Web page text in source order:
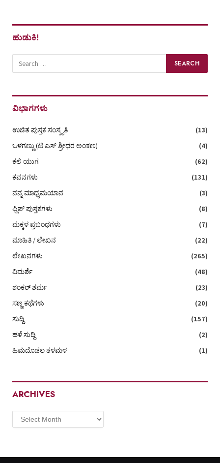
ಹುಡುಕಿ!
ವಿಭಾಗಗಳು
ಉಚಿತ ಪುಸ್ತಕ ಸಂಸ್ಕೃತಿ
(13)
ಒಳಗಣ್ಣು (ಟಿ ಎಸ್‌ ಶ್ರೀಧರ ಅಂಕಣ)
(4)
ಕಲಿ ಯುಗ
(62)
ಕವನಗಳು
(131)
ನನ್ನ ಮಾಧ್ಯಮಯಾನ
(3)
ಫ್ಲಿಪ್ ಪುಸ್ತಕಗಳು
(8)
ಮಕ್ಕಳ ಪ್ರಬಂಧಗಳು
(7)
ಮಾಹಿತಿ / ಲೇಖನ
(22)
ಲೇಖನಗಳು
(265)
ವಿಮರ್ಶೆ
(48)
ಶಂಕರ್ ಶರ್ಮ
(23)
ಸಣ್ಣ ಕಥೆಗಳು
(20)
ಸುದ್ದಿ
(157)
ಹಳೆ ಸುದ್ದಿ
(2)
ಹಿಮದೊಡಲ ತಳಮಳ
(1)
ARCHIVES
Archives